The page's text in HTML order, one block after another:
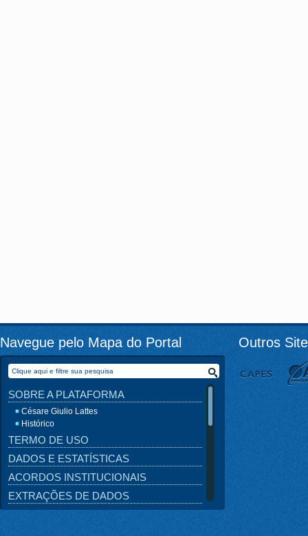
Navegue pelo Mapa do Portal
SOBRE A PLATAFORMA
Césare Giulio Lattes
Histórico
TERMO DE USO
DADOS E ESTATÍSTICAS
ACORDOS INSTITUCIONAIS
EXTRAÇÕES DE DADOS
Outros